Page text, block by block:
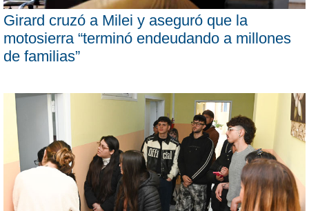
Girard cruzó a Milei y aseguró que la
motosierra “terminó endeudando a millones
de familias”